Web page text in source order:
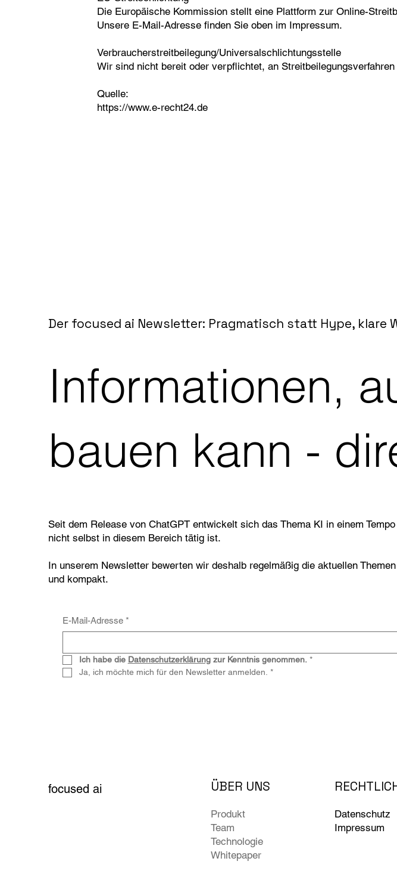
Die Europäische Kommission stellt eine Plattform zur Online-
Unsere E-Mail-Adresse finden Sie oben im Impressum.
Verbraucherstreitbeilegung/Universalschlichtungsstelle
Wir sind nicht bereit oder verpflichtet, an
Quelle:
https://www.e-recht24.de
Der focused ai Newsletter: Pragmatisch statt Hype, klare
Informationen,
bauen kann -
Seit dem Release von ChatGPT entwickelt sich das Thema KI in einem
nicht selbst in diesem Bereich tätig ist.
In unserem Newsletter bewerten wir deshalb regelmäßig die aktuellen
und kompakt.
E-Mail-Adresse *
Ich habe die Datenschutzerklärung zur Kenntnis genommen. *
Ja, ich möchte mich für den Newsletter anmelden. *
focused ai
Produkt
Team
Technologie
Whitepaper
ÜBER UNS
Datenschutz
Impressum